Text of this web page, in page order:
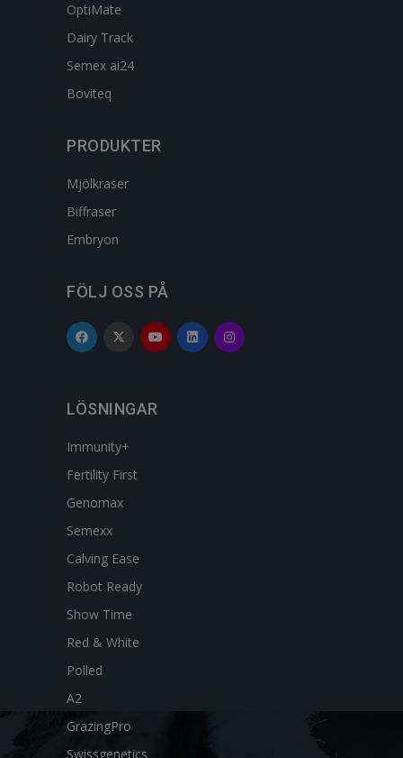
OptiMate
Dairy Track
Semex ai24
Boviteq
PRODUKTER
Mjölkraser
Biffraser
Embryon
FÖLJ OSS PÅ
LÖSNINGAR
Immunity+
Fertility First
Genomax
Semexx
Calving Ease
Robot Ready
Show Time
Red & White
Polled
A2
GrazingPro
Swissgenetics